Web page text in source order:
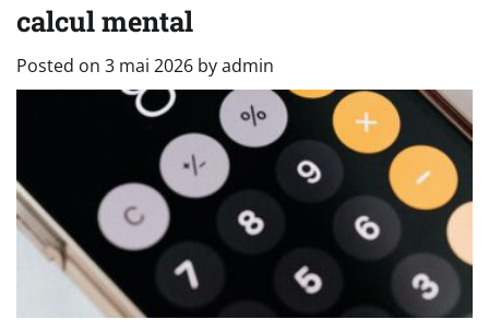
calcul mental
Posted on 3 mai 2026 byadmin